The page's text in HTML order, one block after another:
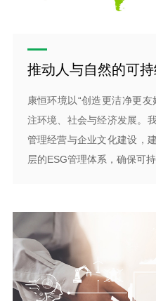
推动人与自然的可
康恒环境以“创造更洁净更
注环境、社会与经济发展。
管理经营与企业文化建设，
层的ESG管理体系，确保可